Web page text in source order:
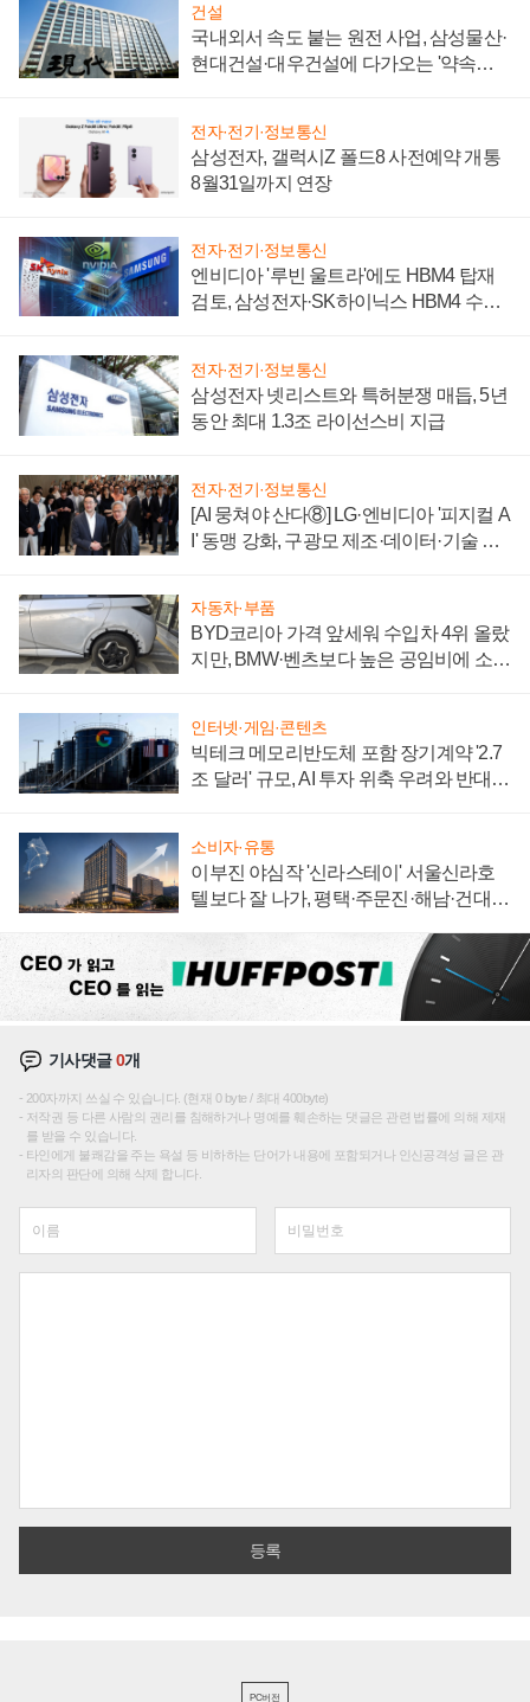
건설
국내외서 속도 붙는 원전 사업, 삼성물산·
현대건설·대우건설에 다가오는 '약속의
전자·전기·정보통신
삼성전자, 갤럭시Z 폴드8 사전예약 개통
8월31일까지 연장
전자·전기·정보통신
엔비디아 '루빈 울트라'에도 HBM4 탑재
검토, 삼성전자·SK하이닉스 HBM4 수율
전자·전기·정보통신
삼성전자 넷리스트와 특허분쟁 매듭, 5년
동안 최대 1.3조 라이선스비 지급
전자·전기·정보통신
[AI 뭉쳐야 산다⑧] LG·엔비디아 '피지컬 A
I' 동맹 강화, 구광모 제조·데이터·기술 결
자동차·부품
BYD코리아 가격 앞세워 수입차 4위 올랐
지만, BMW·벤츠보다 높은 공임비에 소비
인터넷·게임·콘텐츠
빅테크 메모리반도체 포함 장기계약 '2.7
조 달러' 규모, AI 투자 위축 우려와 반대
소비자·유통
이부진 야심작 '신라스테이' 서울신라호
텔보다 잘 나가, 평택·주문진·해남·건대로
기사댓글0개
200자까지 쓰실 수 있습니다. (현재 0 byte / 최대 400byte)
저작권 등 다른 사람의 권리를 침해하거나 명예를 훼손하는 댓글은 관련 법률에 의해 제재
를 받을 수 있습니다.
타인에게 불쾌감을 주는 욕설 등 비하하는 단어가 내용에 포함되거나 인신공격성 글은 관
리자의 판단에 의해 삭제 합니다.
PC버전